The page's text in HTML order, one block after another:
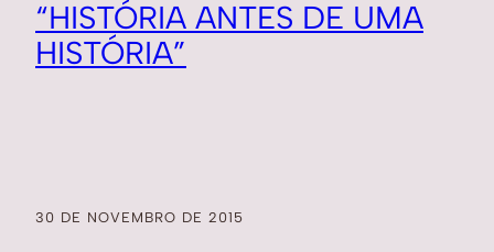
“HISTÓRIA ANTES DE UMA
HISTÓRIA”
30 DE NOVEMBRO DE 2015